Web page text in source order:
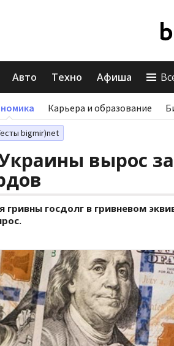
Авто Техно Афиша
Карьера и образование
bigmir)net
вырос
гривны госдолг в гривневом